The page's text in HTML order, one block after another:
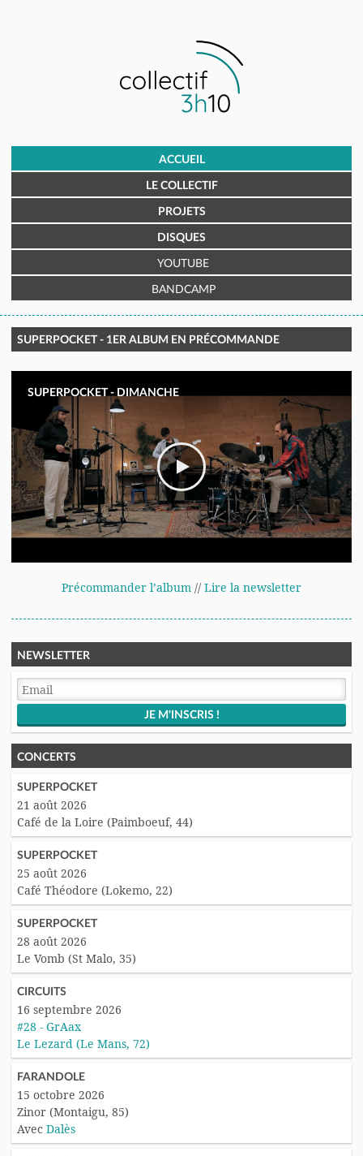
ACCUEIL
LE COLLECTIF
PROJETS
DISQUES
YOUTUBE
BANDCAMP
SUPERPOCKET - 1ER ALBUM EN PRÉCOMMANDE
SUPERPOCKET - DIMANCHE
Précommander l’album // Lire la newsletter
NEWSLETTER
CONCERTS
SUPERPOCKET
21 août 2026
Café de la Loire (Paimboeuf, 44)
SUPERPOCKET
25 août 2026
Café Théodore (Lokemo, 22)
SUPERPOCKET
28 août 2026
Le Vomb (St Malo, 35)
CIRCUITS
16 septembre 2026
#28 - GrAax
Le Lezard (Le Mans, 72)
FARANDOLE
15 octobre 2026
Zinor (Montaigu, 85)
Avec Dalès